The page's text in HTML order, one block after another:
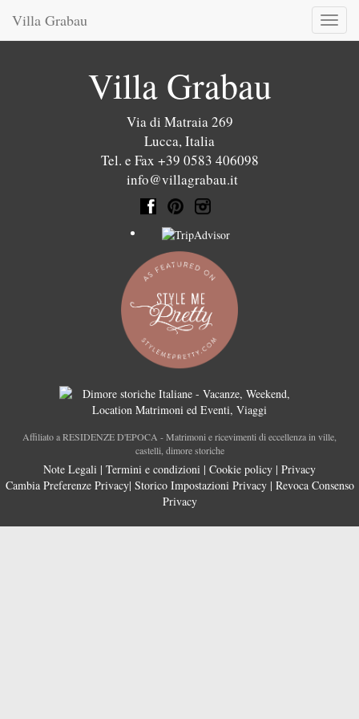
Toggle
Villa Grabau
Villa Grabau
Via di Matraia 269
Lucca,Italia
Tel. e Fax +39 0583 406098
info@villagrabau.it
Affiliato a RESIDENZE D'EPOCA - Matrimoni e ricevimenti di eccellenza in ville,
castelli, dimore storiche
Note Legali | Termini e condizioni | Cookie policy | Privacy
Cambia Preferenze Privacy| Storico Impostazioni Privacy| Revoca Consenso
Privacy